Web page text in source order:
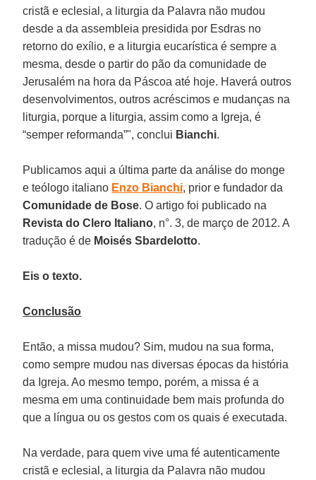
cristã e eclesial, a liturgia da Palavra não mudou
desde a da assembleia presidida por Esdras no
retorno do exílio, e a liturgia eucarística é sempre a
mesma, desde o partir do pão da comunidade de
Jerusalém na hora da Páscoa até hoje. Haverá outros
desenvolvimentos, outros acréscimos e mudanças na
liturgia, porque a liturgia, assim como a Igreja, é
“semper reformanda”", conclui Bianchi.
Publicamos aqui a última parte da análise do monge
e teólogo italiano Enzo Bianchi, prior e fundador da
Comunidade de Bose. O artigo foi publicado na
Revista do Clero Italiano, n°. 3, de março de 2012. A
tradução é de Moisés Sbardelotto.
Eis o texto.
Conclusão
Então, a missa mudou? Sim, mudou na sua forma,
como sempre mudou nas diversas épocas da história
da Igreja. Ao mesmo tempo, porém, a missa é a
mesma em uma continuidade bem mais profunda do
que a língua ou os gestos com os quais é executada.
Na verdade, para quem vive uma fé autenticamente
cristã e eclesial, a liturgia da Palavra não mudou